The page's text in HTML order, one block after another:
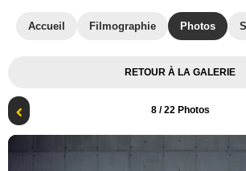
Accueil Filmographie Photos
RETOUR À LA GALERIE
8/ 22 Photos